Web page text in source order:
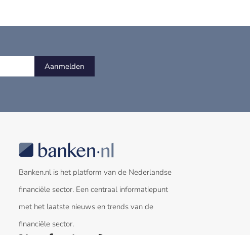
Aanmelden
Banken.nl is het platform van de Nederlandse
financiële sector. Een centraal informatiepunt
met het laatste nieuws en trends van de
financiële sector.